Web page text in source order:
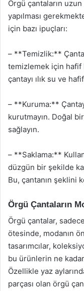
Örgü çantaların
yapılması
için bazı ipuçları:
– **Temizlik:**
temizlemek için
çantayı ılık su ve
– **Kuruma:**
kurutmayın. Doğal
sağlayın.
– **Saklama:**
düzgün bir şekilde
Bu, çantanın şeklini
Örgü Çantaların
Örgü çantalar,
ötesinde, modanın
tasarımcılar,
bu ürünlerin ne
Özellikle yaz
parçası olan örgü